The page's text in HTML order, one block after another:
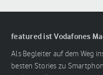
featured ist Vodafones
Als Begleiter auf dem Weg
besten Stories zu